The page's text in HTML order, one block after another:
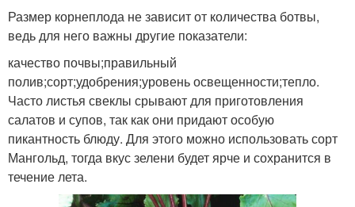
Размер корнеплода не зависит от количества ботвы,
ведь для него важны другие показатели:
качество почвы;правильный
полив;сорт;удобрения;уровень освещенности;тепло.
Часто листья свеклы срывают для приготовления
салатов и супов, так как они придают особую
пикантность блюду. Для этого можно использовать сорт
Мангольд, тогда вкус зелени будет ярче и сохранится в
течение лета.